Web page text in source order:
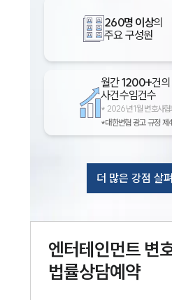
260명 이상의
주요 구성원
월간1200+건의
사건수임건수
* 2026년 1월 변호사협
*대한변협 광고 규정 제
더 많은 강점 살
엔터테인먼트변
법률상담예약